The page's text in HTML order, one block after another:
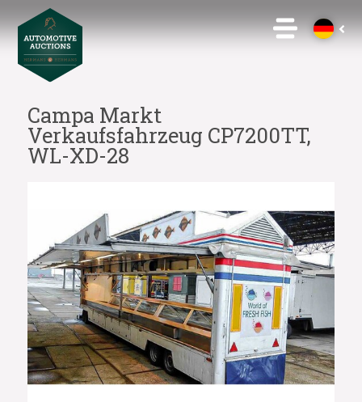
Campa Markt
Verkaufsfahrzeug CP7200TT,
WL-XD-28